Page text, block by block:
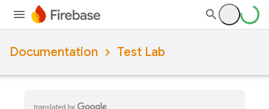
Documentation Test Lab